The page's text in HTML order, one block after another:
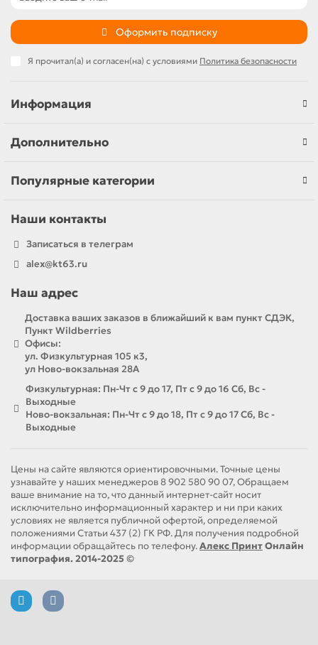
Оформить подписку
Я прочитал(а) и согласен(на) с условиями Политика безопасности
Информация
Дополнительно
Популярные категории
Наши контакты
Записаться в телеграм
alex@kt63.ru
Наш адрес
Доставка ваших заказов в ближайший к вам пункт СДЭК,
Пункт Wildberries
Офисы:
ул. Физкультурная 105 к3,
ул Ново-вокзальная 28А
Физкультурная: Пн-Чт с 9 до 17, Пт с 9 до 16 Сб, Вс -
Выходные
Ново-вокзальная: Пн-Чт с 9 до 18, Пт с 9 до 17 Сб, Вс -
Выходные
Цены на сайте являются ориентировочными. Точные цены
узнавайте у наших менеджеров 8 902 580 90 07, Обращаем
ваше внимание на то, что данный интернет-сайт носит
исключительно информационный характер и ни при каких
условиях не является публичной офертой, определяемой
положениями Статьи 437 (2) ГК РФ. Для получения подробной
информации обращайтесь по телефону.Алекс ПринтОнлайн
типография. 2014-2025 ©